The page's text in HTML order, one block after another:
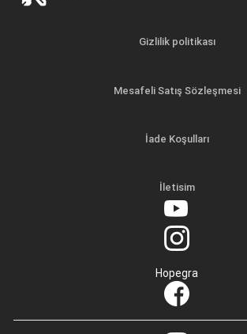
Gizlilik politikası
Mesafeli Satış Sözleşmesi
İade Koşulları
İletisim
Hopegra